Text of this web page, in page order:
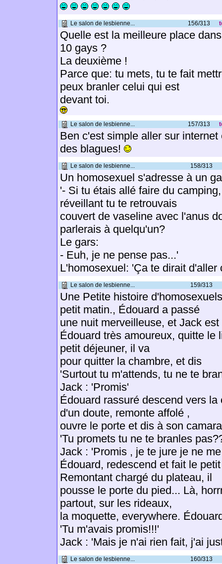
Le salon de lesbienne... 156/313
Quelle est la meilleure place
10 gays ?
La deuxième !
Parce que: tu mets, tu te fait
peux branler celui qui est
devant toi.
Le salon de lesbienne... 157/313
Ben c'est simple aller sur
des blagues!
Le salon de lesbienne... 158/313
Un homosexuel s'adresse à un
'- Si tu étais allé faire du
réveillant tu te retrouvais
couvert de vaseline avec l'anus
parlerais à quelqu'un?
Le gars:
- Euh, je ne pense pas...'
L'homosexuel: 'Ça te dirait d'aller
Le salon de lesbienne... 159/313
Une Petite histoire
petit matin., Édouard a passé
une nuit merveilleuse, et Jack
Édouard très amoureux, quitte le
petit déjeuner, il va
pour quitter la chambre, et dis
'Surtout tu m'attends, tu ne te
Jack : 'Promis'
Édouard rassuré descend vers
d'un doute, remonte affolé ,
ouvre le porte et dis à son
'Tu promets tu ne te branles
Jack : 'Promis , je te jure je ne
Édouard, redescend et fait le
Remontant chargé du plateau, il
pousse le porte du pied... Là,
partout, sur les rideaux,
la moquette, everywhere.
'Tu m'avais promis!!!'
Jack : 'Mais je n'ai rien fait, j'ai
Le salon de lesbienne... 160/313